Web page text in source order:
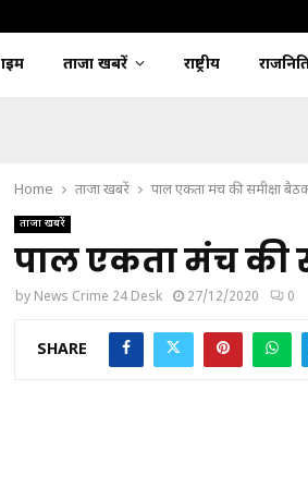
क्राइम ताजा खबरें राष्ट्रीय
Home ताजा खबरें पाल एकता मंच की समीक्षा
ताजा खबरें
पाल एकता मंच की
by News Crime 24 Desk 27/12/2020 0
SHARE